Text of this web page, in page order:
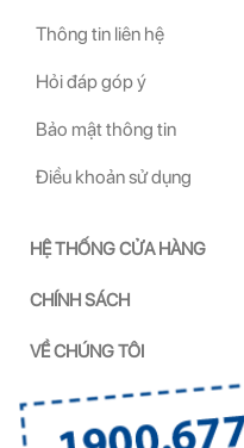
Thông tin liên hệ
Hỏi đáp góp ý
Bảo mật thông tin
Điều khoản sử dụng
HỆ THỐNG CỬA HÀNG
CHÍNH SÁCH
VỀ CHÚNG TÔI